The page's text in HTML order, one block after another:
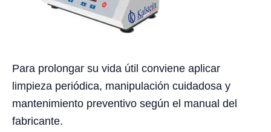
Para prolongar su vida útil conviene aplicar
limpieza periódica, manipulación cuidadosa y
mantenimiento preventivo según el manual del
fabricante.